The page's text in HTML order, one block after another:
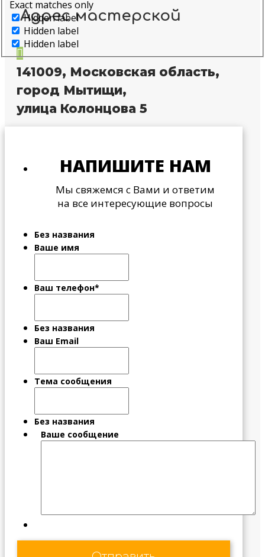
Exact matches only
Hidden label
Hidden label
Hidden label
Адрес мастерской

141009, Московская область,
город Мытищи,
улица Колонцова 5
НАПИШИТЕ НАМ
Мы свяжемся с Вами и ответим
на все интересующие вопросы
Без названия
Ваше имя
Ваш телефон*
Без названия
Ваш Email
Тема сообщения
Без названия
Ваше сообщение